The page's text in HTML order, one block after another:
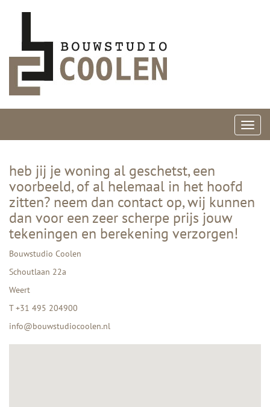
heb jij je woning al geschetst, een
voorbeeld, of al helemaal in het hoofd
zitten? neem dan contact op, wij kunnen
dan voor een zeer scherpe prijs jouw
tekeningen en berekening verzorgen!
Bouwstudio Coolen
Schoutlaan 22a
Weert
T+31 495 204900
info@bouwstudiocoolen.nl